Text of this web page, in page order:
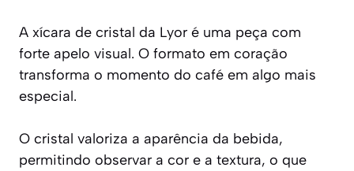
A xícara de cristal da Lyor é uma peça com
forte apelo visual. O formato em coração
transforma o momento do café em algo mais
especial.
O cristal valoriza a aparência da bebida,
permitindo observar a cor e a textura, o que